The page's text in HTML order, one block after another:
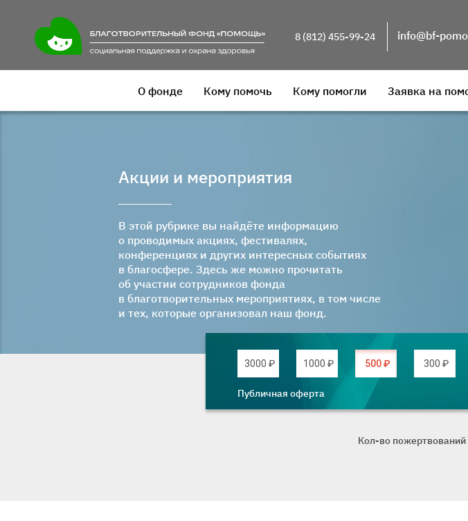
8 (812) 455-99-24 info@bf-
О фонде Кому помочь Кому помогли Заявка на
Акции и мероприятия
В этой рубрике вы найдёте информацию
о проводимых акциях, фестивалях,
конференциях и других интересных событиях
в благосфере. Здесь же можно прочитать
об участии сотрудников фонда
в благотворительных мероприятиях, в том числе
и тех, которые организовал наш фонд.
3000 ₽ 1000 ₽ 500 ₽ 300 ₽
Публичная оферта
Кол-во пожертвований